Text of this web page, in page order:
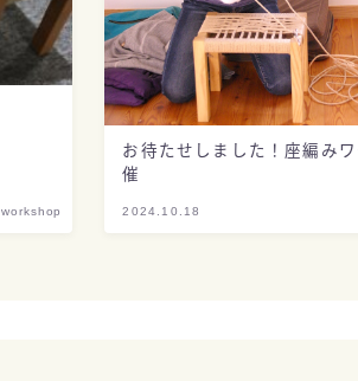
workshop
お待たせしました！座編み
催
2024.10.18